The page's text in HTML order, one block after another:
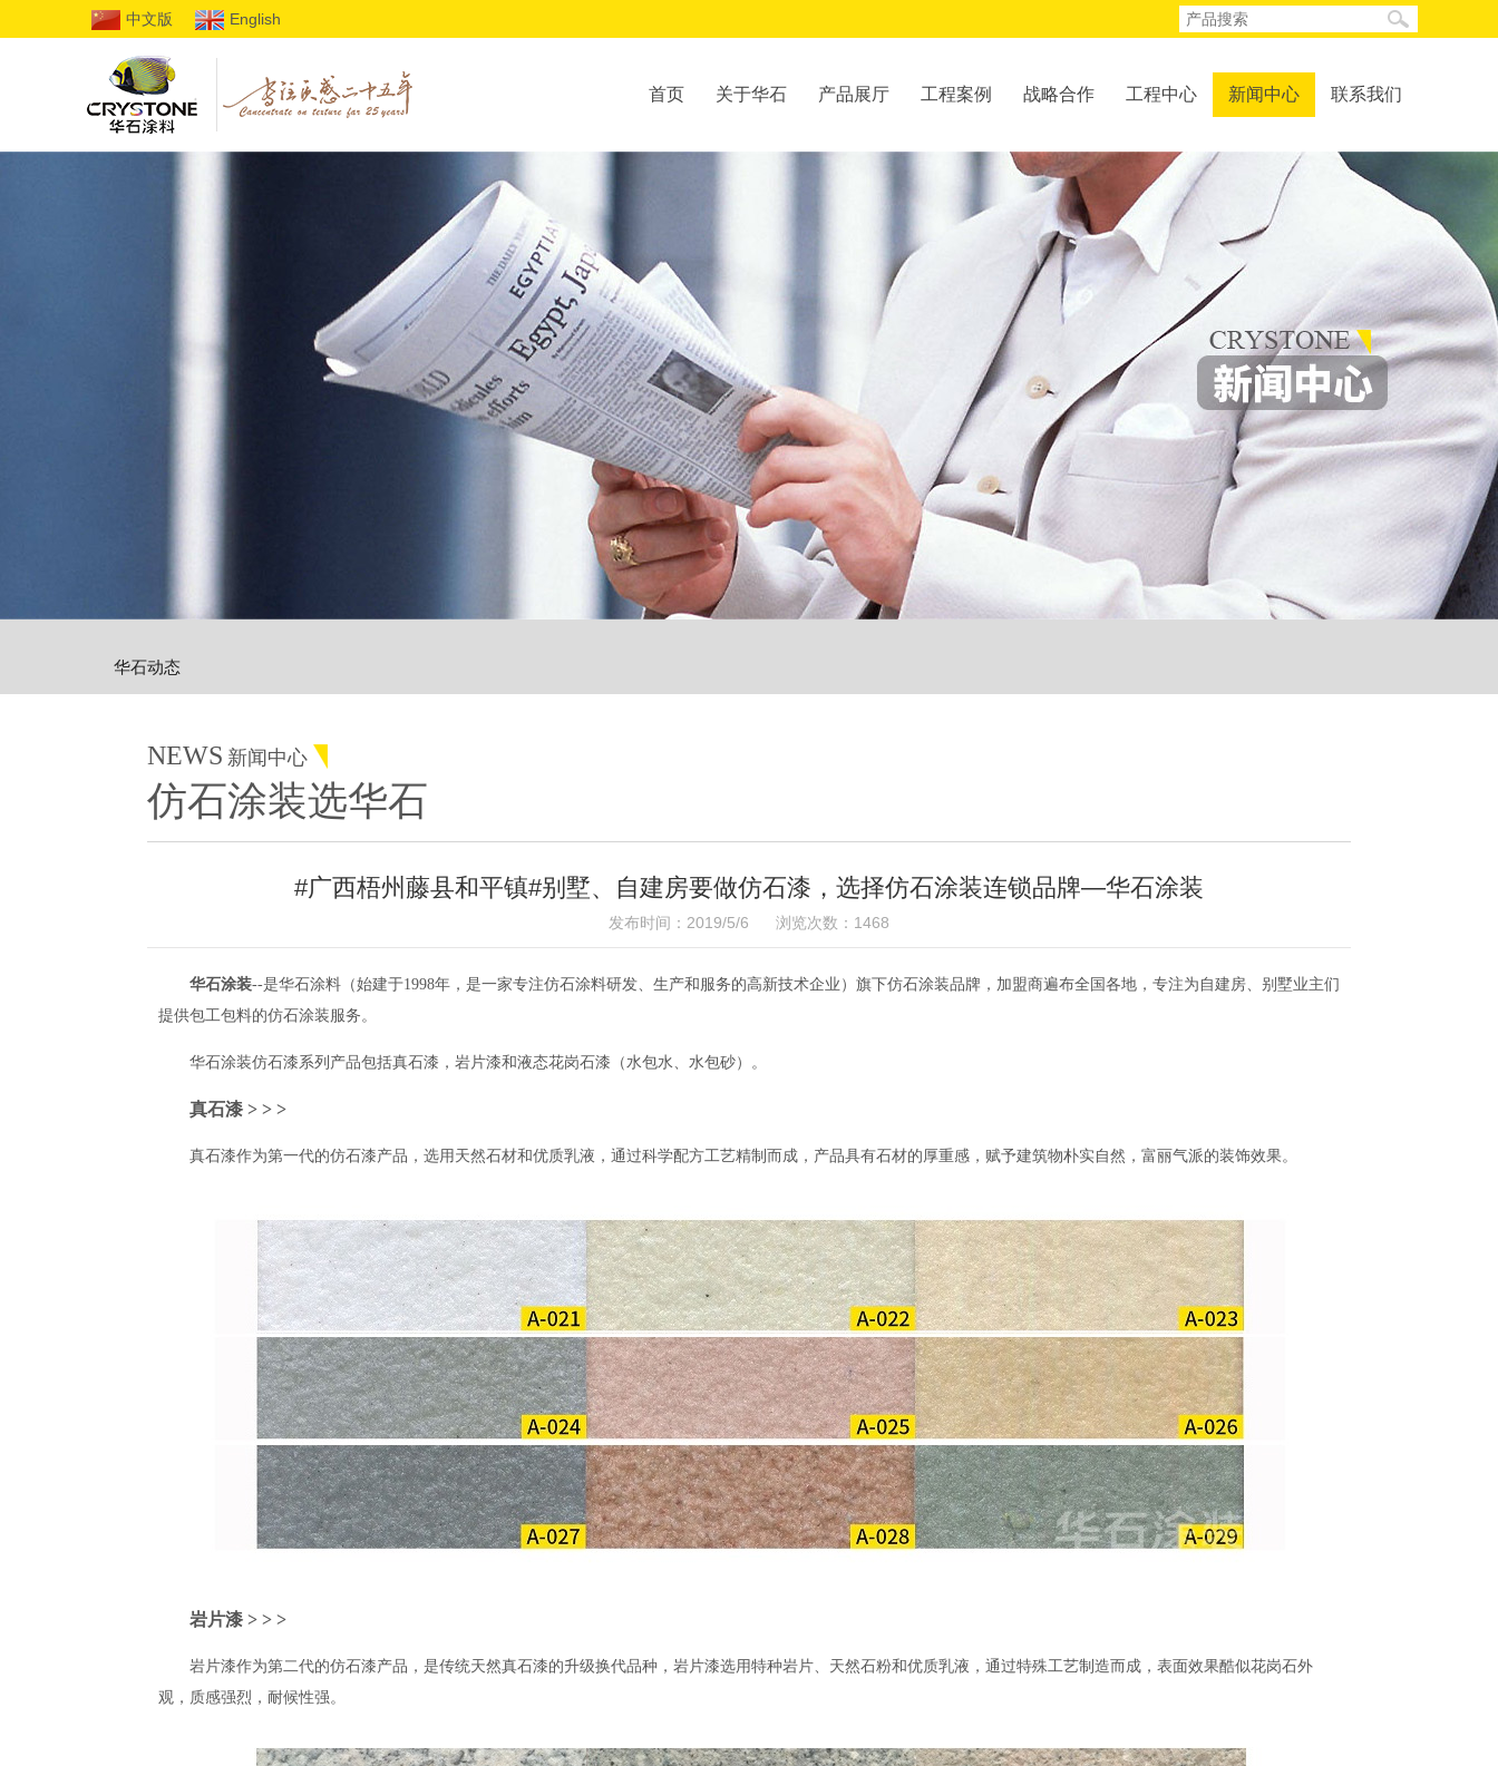
中文版 English
首页 关于华石 产品展厅 工程案例 战略合作 工程中心 新闻中心 联系我们
华石动态
NEWS 新闻中心
仿石涂装选华石
#广西梧州藤县和平镇#别墅、自建房要做仿石漆，选择仿石涂装连锁品牌—华石涂装
发布时间：2019/5/6 浏览次数：1468
华石涂装--是华石涂料（始建于1998年，是一家专注仿石涂料研发、生产和服务的高新技术企业）旗下仿石涂装品牌 ， 加盟商遍布全国各地，专注为自建房、别墅业主们
提供包工包料的仿石涂装服务。
华石涂装仿石漆系列产品包括真石漆，岩片漆和液态花岗石漆（水包水、水包砂）。
真石漆 > > >
真石漆作为第一代的仿石漆产品，选用天然石材和优质乳液，通过科学配方工艺精制而成，产品具有石材的厚重感，赋予建筑物朴实自然，富丽气派的装饰效果。
岩片漆 > > >
岩片漆作为第二代的仿石漆产品，是传统天然真石漆的升级换代品种 ， 岩片漆选用特种岩片、天然石粉和优质乳液，通过特殊工艺制造而成，表面效果酷似花岗石外
观，质感强烈，耐候性强。